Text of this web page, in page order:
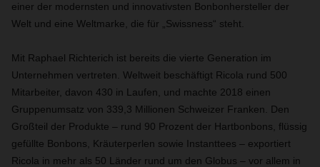
einer der modernsten und innovativsten Bonbonhersteller der
Welt und eine Weltmarke, die für „Swissness“ steht.
Mit Raphael Richterich ist bereits die vierte Generation im
Unternehmen vertreten. Weltweit beschäftigt Ricola rund 500
Mitarbeiter, davon 430 in Laufen, und machte 2018 einen
Gruppenumsatz von 339,3 Millionen Schweizer Franken. Den
Großteil der Produkte – rund 90 Prozent der Hartbonbons, flüssig
gefüllte Bonbons, Kräuterperlen sowie Instanttees – exportiert
Ricola in mehr als 50 Länder rund um den Globus – vor allem in